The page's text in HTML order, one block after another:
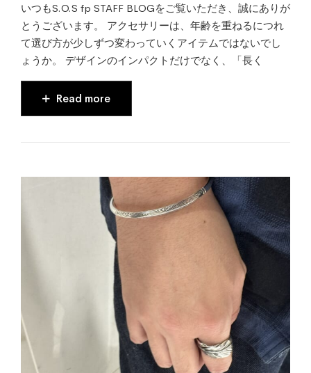
いつもS.O.S fp STAFF BLOGをご覧いただき、誠にありが
とうございます。 アクセサリーは、年齢を重ねるにつれ
て選び方が少しずつ変わっていくアイテムではないでし
ょうか。 デザインのインパクトだけでなく、「長く
Read more